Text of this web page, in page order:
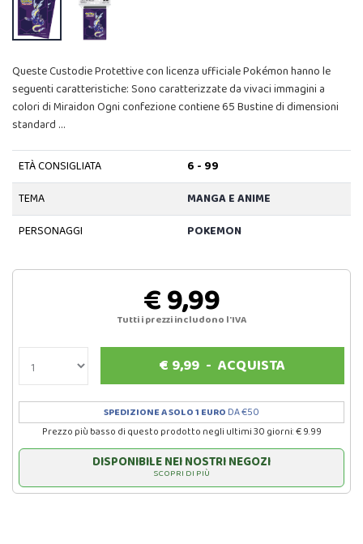
Queste Custodie Protettive con licenza ufficiale Pokémon hanno le
seguenti caratteristiche: Sono caratterizzate da vivaci immagini a
colori di Miraidon Ogni confezione contiene 65 Bustine di dimensioni
standard …
ETÀ CONSIGLIATA
6 - 99
TEMA
MANGA E ANIME
PERSONAGGI
POKEMON
€ 9,99
Tutti i prezzi includono l'IVA
€ 9,99 -ACQUISTA
SPEDIZIONE A SOLO 1 EURO DA €50
Prezzo più basso di questo prodotto negli ultimi 30 giorni: € 9.99
DISPONIBILE NEI NOSTRI NEGOZI
SCOPRI DI PIÙ